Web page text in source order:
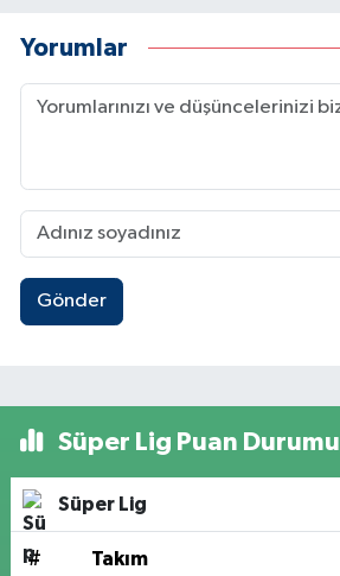
Yorumlar
Gönder
Süper Lig Puan Durumu
Süper Lig
# Takım